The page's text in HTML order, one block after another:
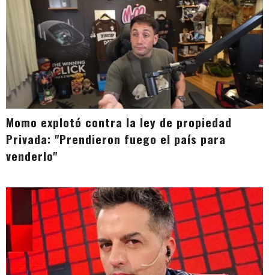
Momo explotó contra la ley de propiedad
Privada: "Prendieron fuego el país para
venderlo"